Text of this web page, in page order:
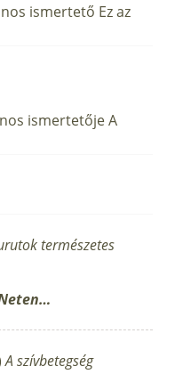
ismertető Ez az
ismertetője A
természetes
A szívbetegség